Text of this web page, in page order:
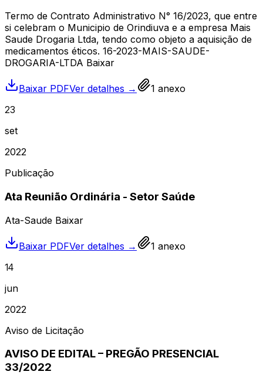
Termo de Contrato Administrativo N° 16/2023, que entre
si celebram o Municipio de Orindiuva e a empresa Mais
Saude Drogaria Ltda, tendo como objeto a aquisição de
medicamentos éticos. 16-2023-MAIS-SAUDE-
DROGARIA-LTDA Baixar
Baixar PDFVer detalhes → 1 anexo
23
set
2022
Publicação
Ata Reunião Ordinária - Setor Saúde
Ata-Saude Baixar
Baixar PDFVer detalhes → 1 anexo
14
jun
2022
Aviso de Licitação
AVISO DE EDITAL – PREGÃO PRESENCIAL
33/2022